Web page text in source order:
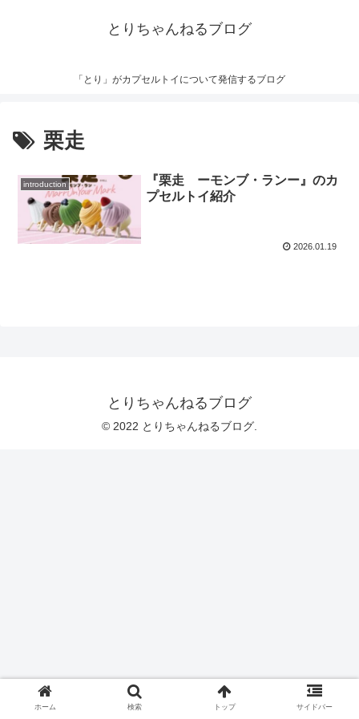
とりちゃんねるブログ
「とり」がカプセルトイについて発信するブログ
栗走
introduction
『栗走 ーモンブ・ランー』のカ
プセルトイ紹介
2026.01.19
とりちゃんねるブログ
© 2022 とりちゃんねるブログ.
ホーム 検索 トップ サイドバー